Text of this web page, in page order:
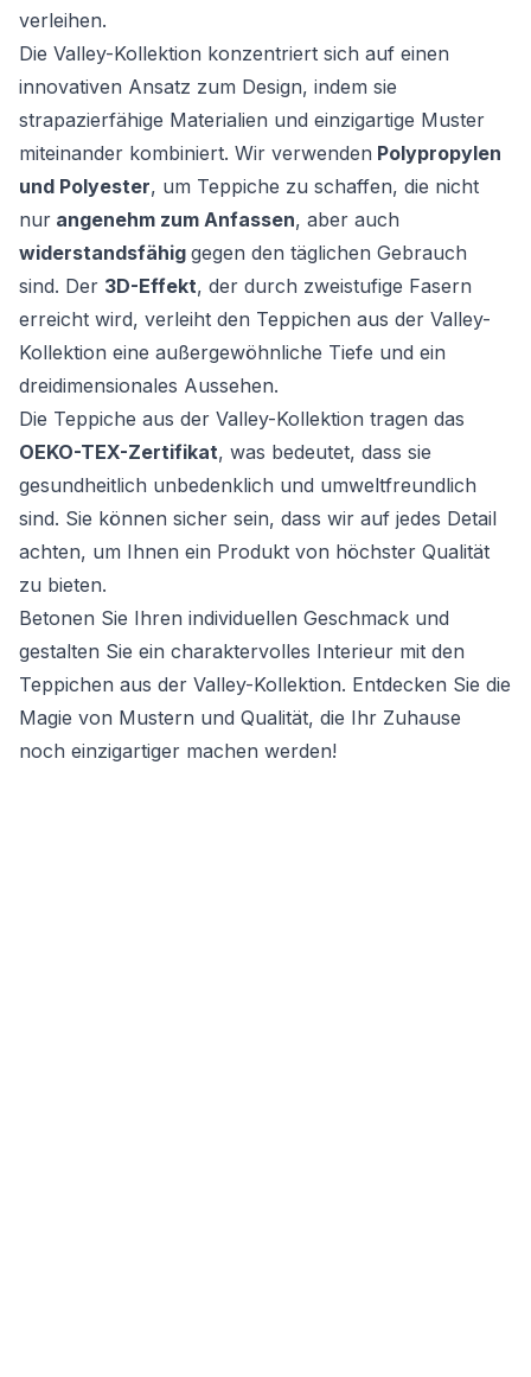
verleihen.
Die Valley-Kollektion konzentriert sich auf einen
innovativen Ansatz zum Design, indem sie
strapazierfähige Materialien und einzigartige Muster
miteinander kombiniert. Wir verwenden Polypropylen
und Polyester, um Teppiche zu schaffen, die nicht
nur angenehm zum Anfassen, aber auch
widerstandsfähig gegen den täglichen Gebrauch
sind. Der 3D-Effekt, der durch zweistufige Fasern
erreicht wird, verleiht den Teppichen aus der Valley-
Kollektion eine außergewöhnliche Tiefe und ein
dreidimensionales Aussehen.
Die Teppiche aus der Valley-Kollektion tragen das
OEKO-TEX-Zertifikat, was bedeutet, dass sie
gesundheitlich unbedenklich und umweltfreundlich
sind. Sie können sicher sein, dass wir auf jedes Detail
achten, um Ihnen ein Produkt von höchster Qualität
zu bieten.
Betonen Sie Ihren individuellen Geschmack und
gestalten Sie ein charaktervolles Interieur mit den
Teppichen aus der Valley-Kollektion. Entdecken Sie die
Magie von Mustern und Qualität, die Ihr Zuhause
noch einzigartiger machen werden!